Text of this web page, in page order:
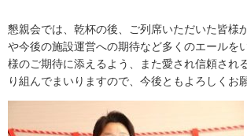
懇親会では、乾杯の後、ご列席いただいた皆様
や今後の施設運営への期待など多くのエールを
様のご期待に添えるよう、また愛され信頼され
り組んでまいりますので、今後ともよろしくお